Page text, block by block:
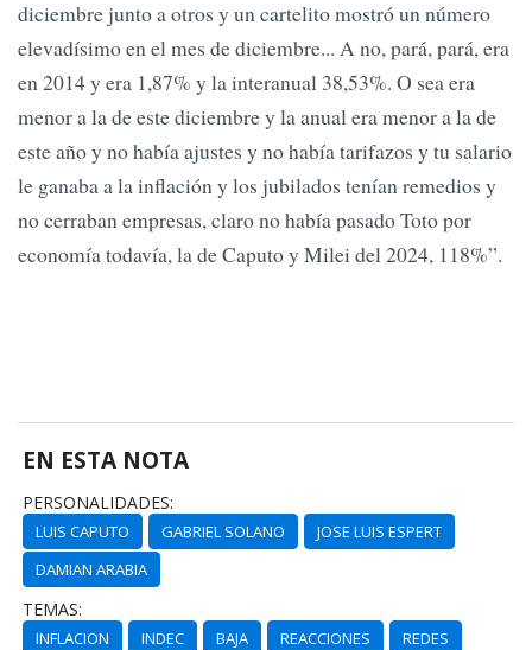
diciembre junto a otros y un cartelito mostró un número
elevadísimo en el mes de diciembre... A no, pará, pará, era
en 2014 y era 1,87% y la interanual 38,53%. O sea era
menor a la de este diciembre y la anual era menor a la de
este año y no había ajustes y no había tarifazos y tu salario
le ganaba a la inflación y los jubilados tenían remedios y
no cerraban empresas, claro no había pasado Toto por
economía todavía, la de Caputo y Milei del 2024, 118%”.
EN ESTA NOTA
PERSONALIDADES:
LUIS CAPUTO GABRIEL SOLANO
JOSE LUIS ESPERT
DAMIAN ARABIA
TEMAS:
INFLACION INDEC BAJA REACCIONES REDES